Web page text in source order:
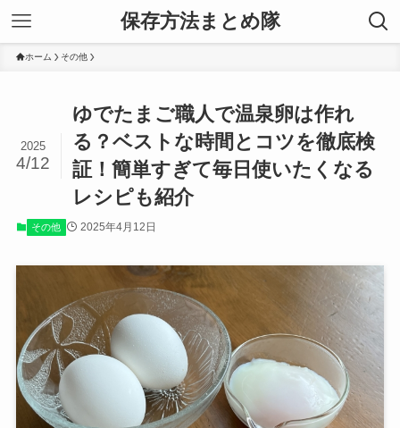
保存方法まとめ隊
ホーム その他
ゆでたまご職人で温泉卵は作れ
る？ベストな時間とコツを徹底検
証！簡単すぎて毎日使いたくなる
レシピも紹介
2025
4/12
その他 2025年4月12日